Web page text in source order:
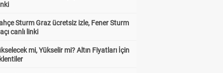
Sturm Graz ücretsiz izle, Fener Sturm
canlı linki
mi, Yükselir mi? Altın Fiyatları İçin